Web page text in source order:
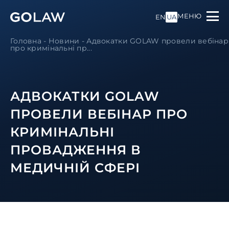
EN UAМЕНЮ
Головна - Новини -Адвокатки GOLAW провели вебінар
про кримінальні пр...
АДВОКАТКИ GOLAW
ПРОВЕЛИ ВЕБІНАР ПРО
КРИМІНАЛЬНІ
ПРОВАДЖЕННЯ В
МЕДИЧНІЙ СФЕРІ